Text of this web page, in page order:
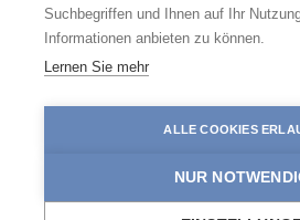
Gesundheitsschutz.
Folgen Sie uns
Impressum|Datenschutz
Suchbegriffen und Ihnen auf Ihr
Informationen anbieten zu können.
Lernen Sie mehr
ALLE COOKIES
NUR